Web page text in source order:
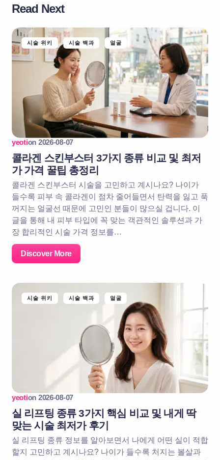
Read Next
시술 위키 시술 백과 얼굴
yeotion 2026-08-07
콜라겐 스킨부스터 3가지 종류 비교 및 최저
가 가격 꿀팁 총정리
콜라겐 스킨부스터 시술을 고민하고 계시나요? 나이가
들수록 피부 속 콜라겐이 점차 줄어들면서 탄력을 잃고 푹
꺼지는 얼굴선 때문에 고민인 분들이 많으실 겁니다. 이
글을 통해 내 피부 타입에 꼭 맞는 객관적인 솔루션과 가
장 합리적인 시술 가격 정보를…
Discover More
시술 위키 시술 백과 얼굴
yeotion 2026-08-07
실 리프팅 종류 3가지 핵심 비교 및 내게 딱
맞는 시술 최저가 후기
실 리프팅 종류 정보를 알아보면서 나에게 어떤 실이 적합
할지 고민하고 계시나요? 나이가 들수록 처지는 볼살과